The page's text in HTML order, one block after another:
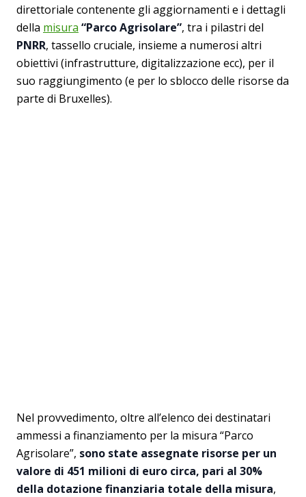
direttoriale contenente gli aggiornamenti e i dettagli
della misura “Parco Agrisolare”, tra i pilastri del
PNRR, tassello cruciale, insieme a numerosi altri
obiettivi (infrastrutture, digitalizzazione ecc), per il
suo raggiungimento (e per lo sblocco delle risorse da
parte di Bruxelles).
Nel provvedimento, oltre all’elenco dei destinatari
ammessi a finanziamento per la misura “Parco
Agrisolare”, sono state assegnate risorse per un
valore di 451 milioni di euro circa, pari al 30%
della dotazione finanziaria totale della misura,